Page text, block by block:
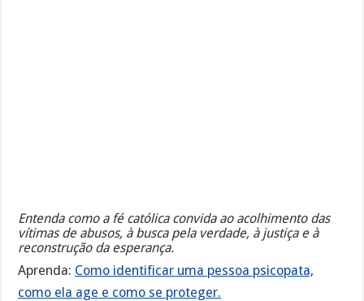
Entenda como a fé católica convida ao acolhimento das
vítimas de abusos, à busca pela verdade, à justiça e à
reconstrução da esperança.
Aprenda: Como identificar uma pessoa psicopata,
como ela age e como se proteger.